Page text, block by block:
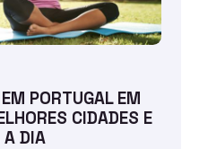
PORTUGAL EM
CIDADES E
A DIA